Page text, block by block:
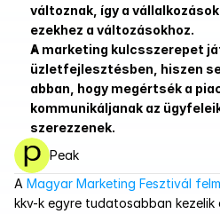
változnak, így a
ezekhez a változásokhoz.
A marketing kulcsszerepet
üzletfejlesztésben, hiszen
abban, hogy megértsék a
kommunikáljanak az
szerezzenek.
Peak
A Magyar Marketing Fesztivál
kkv-k egyre tudatosabban kezelik